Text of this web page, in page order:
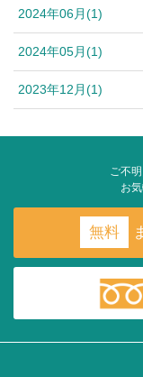
2024年06月(1)
2024年05月(1)
2023年12月(1)
ご不
お
無料